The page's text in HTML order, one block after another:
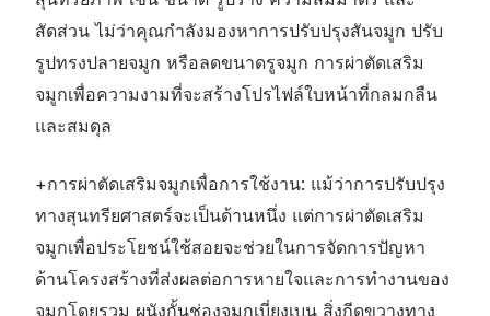
สัดส่วน ไม่ว่าคุณกำลังมองหาการปรับปรุงสันจมูก ปรับ
รูปทรงปลายจมูก หรือลดขนาดรูจมูก การผ่าตัดเสริม
จมูกเพื่อความงามที่จะสร้างโปรไฟล์ใบหน้าที่กลมกลืน
และสมดุล
+การผ่าตัดเสริมจมูกเพื่อการใช้งาน: แม้ว่าการปรับปรุง
ทางสุนทรียศาสตร์จะเป็นด้านหนึ่ง แต่การผ่าตัดเสริม
จมูกเพื่อประโยชน์ใช้สอยจะช่วยในการจัดการปัญหา
ด้านโครงสร้างที่ส่งผลต่อการหายใจและการทำงานของ
จมูกโดยรวม ผนังกั้นช่องจมูกเบี่ยงเบน สิ่งกีดขวางทาง